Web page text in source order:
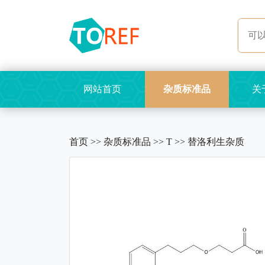
网站首页 杂质标准品 关
首页 >> 杂质标准品 >> T >> 替洛利生杂质